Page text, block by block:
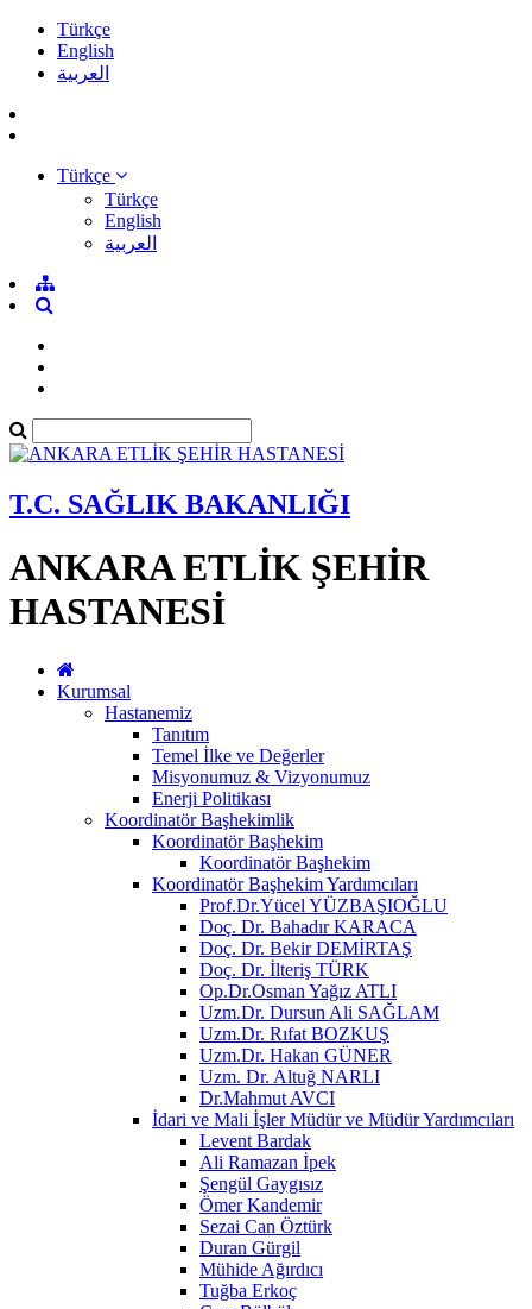
Türkçe
English
العربية
Türkçe
Türkçe
English
العربية
T.C. SAĞLIK BAKANLIĞI
ANKARA ETLİK ŞEHİR
HASTANESİ
Kurumsal
Hastanemiz
Tanıtım
Temel İlke ve Değerler
Misyonumuz & Vizyonumuz
Enerji Politikası
Koordinatör Başhekimlik
Koordinatör Başhekim
Koordinatör Başhekim
Koordinatör Başhekim Yardımcıları
Prof.Dr.Yücel YÜZBAŞIOĞLU
Doç. Dr. Bahadır KARACA
Doç. Dr. Bekir DEMİRTAŞ
Doç. Dr. İlteriş TÜRK
Op.Dr.Osman Yağız ATLI
Uzm.Dr. Dursun Ali SAĞLAM
Uzm.Dr. Rıfat BOZKUŞ
Uzm.Dr. Hakan GÜNER
Uzm. Dr. Altuğ NARLI
Dr.Mahmut AVCI
İdari ve Mali İşler Müdür ve Müdür Yardımcıları
Levent Bardak
Ali Ramazan İpek
Şengül Gaygısız
Ömer Kandemir
Sezai Can Öztürk
Duran Gürgil
Mühide Ağırdıcı
Tuğba Erkoç